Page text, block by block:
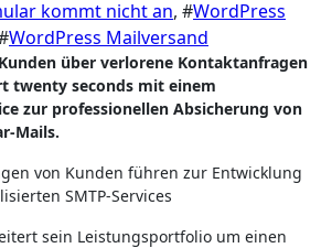
kommt nicht an, #WordPress
WordPress Mailversand
twenty seconds mit einem
zur professionellen Absicherung von
Mails.
von Kunden führen zur Entwicklung
SMTP-Services
sein Leistungsportfolio um einen